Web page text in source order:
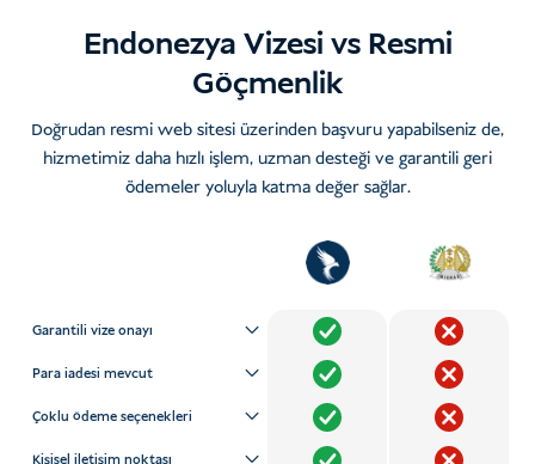
Endonezya Vizesi vs Resmi
Göçmenlik
Doğrudan resmi web sitesi üzerinden başvuru yapabilseniz de,
hizmetimiz daha hızlı işlem, uzman desteği ve garantili geri
ödemeler yoluyla katma değer sağlar.
Garantili vize onayı
Para iadesi mevcut
Çoklu ödeme seçenekleri